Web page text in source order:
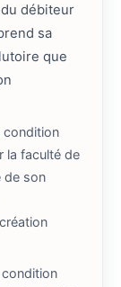
du débiteur
sa
que
condition
la faculté de
de son
condition